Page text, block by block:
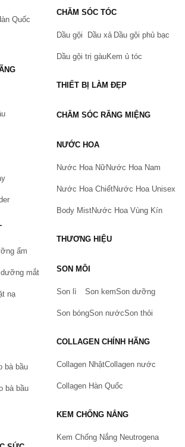
về sản phẩm hay mua hàng?
tôi. Hoặc gọi cho chúng tôi qua số
Quốc
ẩm
dưỡng mắt
nạ
bà bầu
bà bầu
CHĂM SÓC TÓC
Dầu gội Dầu xả Dầu gội phủ bạc
Dầu gội trị gàuKem ủ tóc
THIẾT BỊ LÀM ĐẸP
CHĂM SÓC RĂNG MIỆNG
NƯỚC HOA
Nước Hoa NữNước Hoa Nam
Nước Hoa ChiếtNước Hoa Unisex
Body MistNước Hoa Vùng Kín
THƯƠNG HIỆU
SON MÔI
Son lì Son kemSon dưỡng
Son bóngSon nướcSon thỏi
COLLAGEN CHÍNH HÃNG
Collagen NhậtCollagen nước
Collagen Hàn Quốc
KEM CHỐNG NẮNG
Kem Chống Nắng Neutrogena